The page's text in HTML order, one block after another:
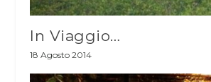
In Viaggio…
18 Agosto 2014